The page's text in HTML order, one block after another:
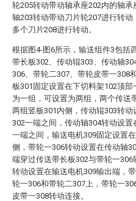
轮205转动带动轴承座202内的轴
轴203转动带动刀片轮207进行转动
多个刀片208进行转动。
根据图4-图6所示，输送组件3包括
带长板302、传动辊303、传动轴
306、带轮二307、带轮皮带一308
板301固定设置在下切料架102顶部
为一组，可设置为两组，两个传送
两组竖板301内侧，传动辊303转
302一端之间，传动轴304转动设
一端之间，输送电机309固定设置
侧，带轮一306转动设置在传动轴
端穿过传送带长板302与带轮一
转动设置在输送电机309输出端，
轮一306和带轮二307上，带轮一
皮带一308转动连接。